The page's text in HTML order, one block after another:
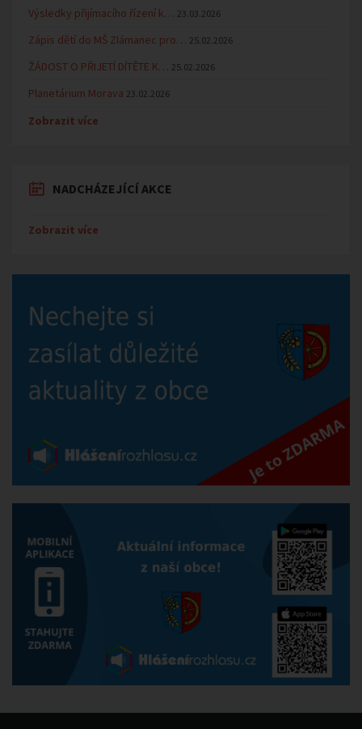
Výsledky přijímacího řízení k… 23.03.2026
Zápis dětí do MŠ Zlámanec pro… 25.02.2026
ŽÁDOST O PŘIJETÍ DÍTĚTE K… 25.02.2026
Planetárium Morava 23.02.2026
Zobrazit více
NADCHÁZEJÍCÍ AKCE
Zobrazit více